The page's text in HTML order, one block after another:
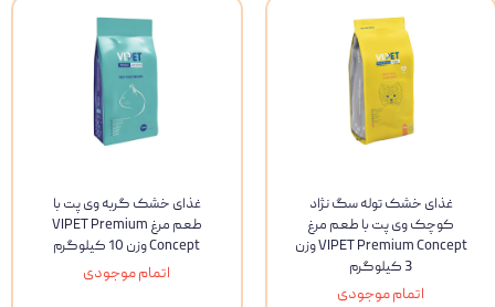
غذای خشک توله سگ نژاد
کوچک وی پت با طعم مرغ
VIPET Premium Concept وزن
3 کیلوگرم
اتمام موجودی
غذای خشک گربه وی پت با
طعم مرغ VIPET Premium
Concept وزن 10 کیلوگرم
اتمام موجودی